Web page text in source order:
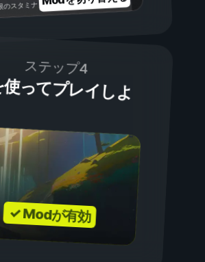
のスタミナ
ステップ4
ってプレイしよ
✓ Modが有効